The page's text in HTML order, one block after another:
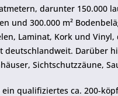
darunter 150.000
und 300.000 m²
Laminat, Kork und
deutschlandweit. Darüber
Sichtschutzzäune,
ein qualifiziertes ca. 200-